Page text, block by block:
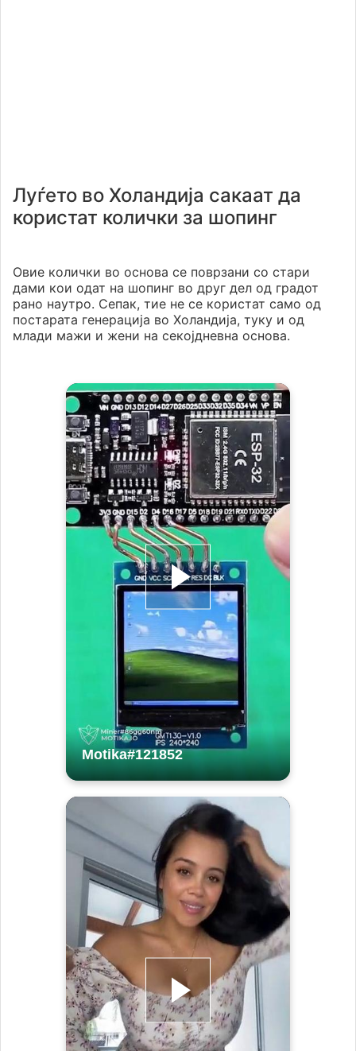
Луѓето во Холандија сакаат да
користат колички за шопинг
Овие колички во основа се поврзани со стари
дами кои одат на шопинг во друг дел од градот
рано наутро. Сепак, тие не се користат само од
постарата генерација во Холандија, туку и од
млади мажи и жени на секојдневна основа.